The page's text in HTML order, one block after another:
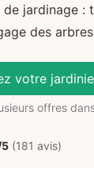
jardinage :
des
votre
offres
(181 avis)